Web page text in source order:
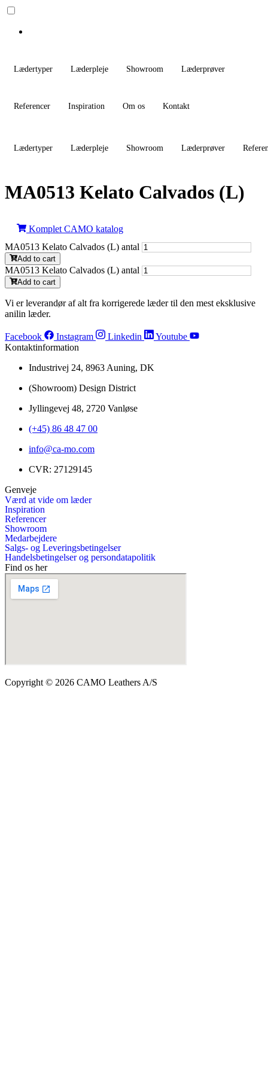
Lædertyper Læderpleje Showroom Læderprøver
Referencer Inspiration Om os Kontakt
Lædertyper Læderpleje Showroom Læderprøver
MA0513 Kelato Calvados (L)
Komplet CAMO katalog
MA0513 Kelato Calvados (L) antal
Add to cart
MA0513 Kelato Calvados (L) antal
Add to cart
Vi er leverandør af alt fra korrigerede læder til den mest eksklusive
anilin læder.
Facebook Instagram Linkedin
Youtube
Kontaktinformation
Industrivej 24, 8963 Auning, DK
(Showroom) Design District
Jyllingevej 48, 2720 Vanløse
(+45) 86 48 47 00
info@ca-mo.com
CVR: 27129145
Genveje
Værd at vide om læder
Inspiration
Referencer
Showroom
Medarbejdere
Salgs- og Leveringsbetingelser
Handelsbetingelser og persondatapolitik
Find os her
Copyright © 2026 CAMO Leathers A/S